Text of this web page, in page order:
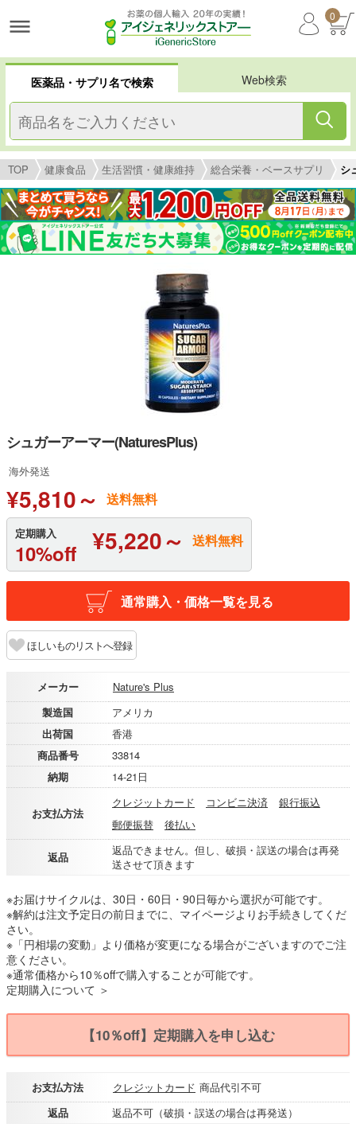
0
医薬品・サプリ名で検索 Web検索
TOP 健康食品 生活習慣・健康維持 総合栄養・ベースサプリ シ
シュガーアーマー(NaturesPlus)
海外発送
¥5,810～ 送料無料
定期購入
10%off ¥5,220～ 送料無料
通常購入・価格一覧を見る
ほしいものリストへ登録
メーカー
Nature's Plus
製造国
アメリカ
出荷国
香港
商品番号
33814
納期
14-21日
お支払方法
クレジットカード コンビニ決済
銀行振込
郵便振替
後払い
返品
返品できません。但し、破損・誤送の場合は再発
送させて頂きます
※お届けサイクルは、30日・60日・90日毎から選択が可能です。
※解約は注文予定日の前日までに、マイページよりお手続きしてくだ
さい。
※「円相場の変動」より価格が変更になる場合がございますのでご注
意ください。
※通常価格から10％offで購入することが可能です。
定期購入について ＞
【10％off】定期購入を申し込む
お支払方法 クレジットカード 商品代引不可
返品
返品不可（破損・誤送の場合は再発送）